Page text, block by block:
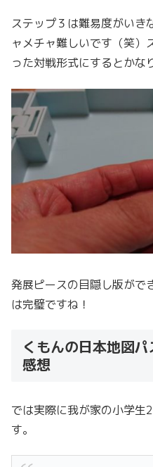
ステップ３は難易度がいき
ャメチャ難しいです（笑）
った対戦形式にするとかな
発展ピースの目隠し版がで
は完璧ですね！
くもんの日本地図
感想
では実際に我が家の小学生
す。